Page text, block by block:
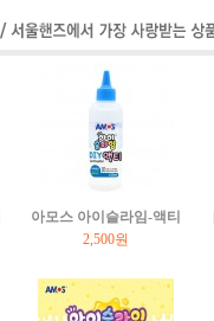
아모스 아이슬라임-액티
2,500원